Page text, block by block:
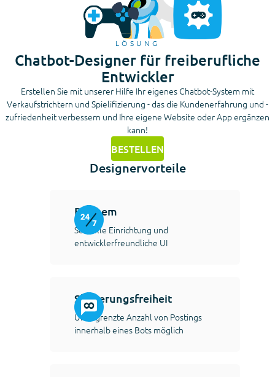
LÖSUNG
Chatbot-Designer für freiberufliche
Entwickler
Erstellen Sie mit unserer Hilfe Ihr eigenes Chatbot-System mit
Verkaufstrichtern und Spielifizierung - das die Kundenerfahrung und -
zufriedenheit verbessern und Ihre eigene Website oder App ergänzen
kann!
BESTELLEN
Designervorteile
Bequem
Schnelle Einrichtung und
entwicklerfreundliche UI
Skalierungsfreiheit
Unbegrenzte Anzahl von Postings
innerhalb eines Bots möglich